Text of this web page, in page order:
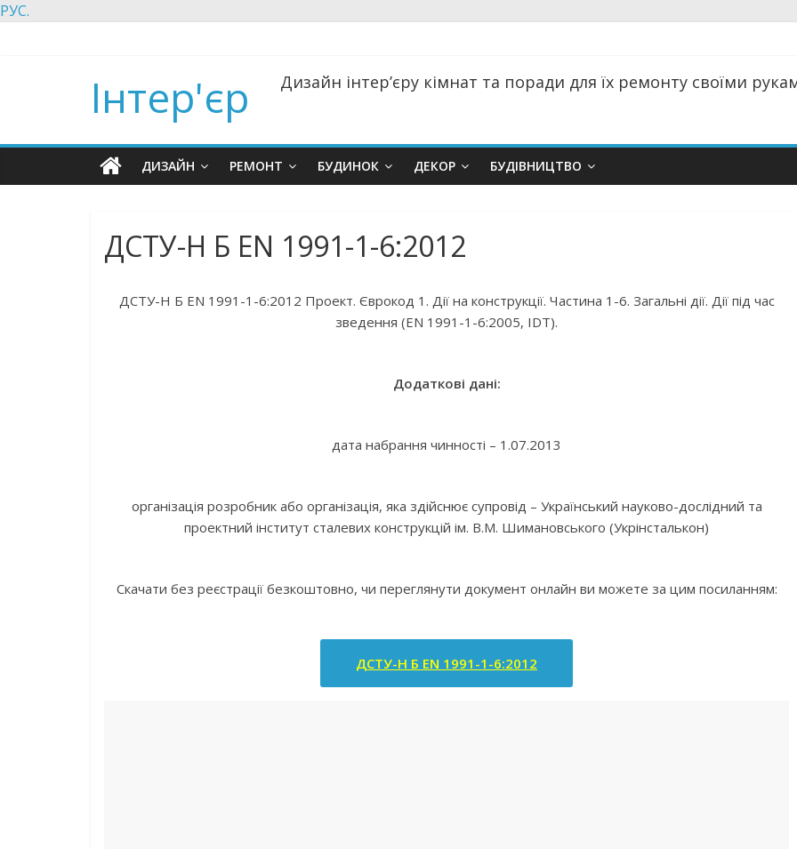
РУС.
Інтер'єр Дизайн інтер’єру кімнат та поради для їх ремонту своїми
ДИЗАЙН РЕМОНТ БУДИНОК ДЕКОР БУДІВНИЦТВО
ДСТУ-Н Б EN 1991-1-6:2012
ДСТУ-Н Б EN 1991-1-6:2012 Проект. Єврокод 1. Дії на конструкції. Частина 1-6. Загальні дії. Дії під час
зведення (EN 1991-1-6:2005, IDT).
Додаткові дані:
дата набрання чинності – 1.07.2013
організація розробник або організація, яка здійснює супровід – Український науково-дослідний та
проектний інститут сталевих конструкцій ім. В.М. Шимановського (Укрінсталькон)
Скачати без реєстрації безкоштовно, чи переглянути документ онлайн ви можете за цим посиланням:
ДСТУ-Н Б EN 1991-1-6:2012